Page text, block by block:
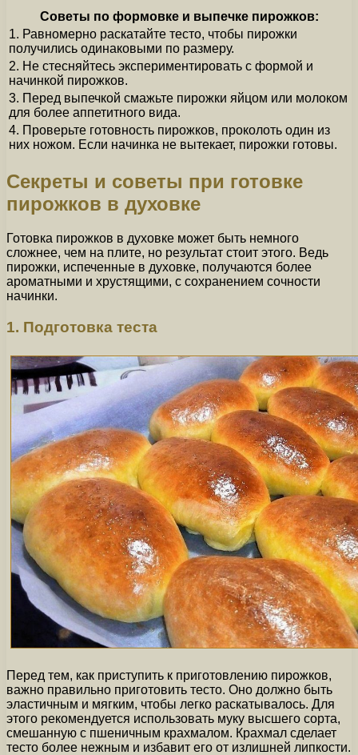
Советы по формовке и выпечке пирожков:
1. Равномерно раскатайте тесто, чтобы пирожки
получились одинаковыми по размеру.
2. Не стесняйтесь экспериментировать с формой и
начинкой пирожков.
3. Перед выпечкой смажьте пирожки яйцом или молоком
для более аппетитного вида.
4. Проверьте готовность пирожков, проколоть один из
них ножом. Если начинка не вытекает, пирожки готовы.
Секреты и советы при готовке
пирожков в духовке
Готовка пирожков в духовке может быть немного
сложнее, чем на плите, но результат стоит этого. Ведь
пирожки, испеченные в духовке, получаются более
ароматными и хрустящими, с сохранением сочности
начинки.
1. Подготовка теста
Перед тем, как приступить к приготовлению пирожков,
важно правильно приготовить тесто. Оно должно быть
эластичным и мягким, чтобы легко раскатывалось. Для
этого рекомендуется использовать муку высшего сорта,
смешанную с пшеничным крахмалом. Крахмал сделает
тесто более нежным и избавит его от излишней липкости.